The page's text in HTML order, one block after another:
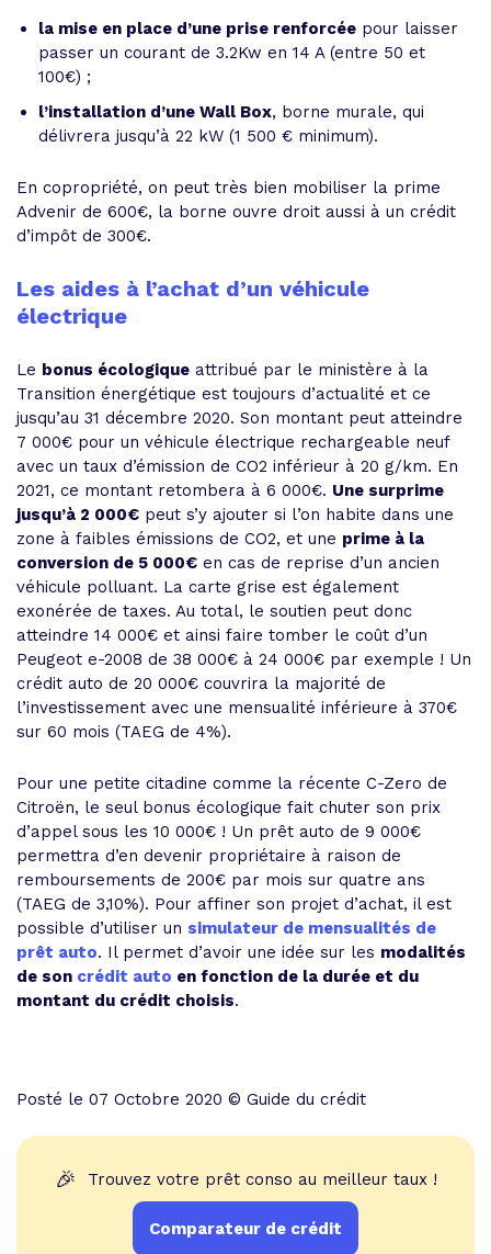
la mise en place d’une prise renforcée pour laisser
passer un courant de 3.2Kw en 14 A (entre 50 et
100€) ;
l’installation d’une Wall Box, borne murale, qui
délivrera jusqu’à 22 kW (1 500 € minimum).
En copropriété, on peut très bien mobiliser la prime
Advenir de 600€, la borne ouvre droit aussi à un crédit
d’impôt de 300€.
Les aides à l’achat d’un véhicule
électrique
Le bonus écologique attribué par le ministère à la
Transition énergétique est toujours d’actualité et ce
jusqu’au 31 décembre 2020. Son montant peut atteindre
7 000€ pour un véhicule électrique rechargeable neuf
avec un taux d’émission de CO2 inférieur à 20 g/km. En
2021, ce montant retombera à 6 000€. Une surprime
jusqu’à 2 000€ peut s’y ajouter si l’on habite dans une
zone à faibles émissions de CO2, et une prime à la
conversion de 5 000€ en cas de reprise d’un ancien
véhicule polluant. La carte grise est également
exonérée de taxes. Au total, le soutien peut donc
atteindre 14 000€ et ainsi faire tomber le coût d’un
Peugeot e-2008 de 38 000€ à 24 000€ par exemple ! Un
crédit auto de 20 000€ couvrira la majorité de
l’investissement avec une mensualité inférieure à 370€
sur 60 mois (TAEG de 4%).
Pour une petite citadine comme la récente C-Zero de
Citroën, le seul bonus écologique fait chuter son prix
d’appel sous les 10 000€ ! Un prêt auto de 9 000€
permettra d’en devenir propriétaire à raison de
remboursements de 200€ par mois sur quatre ans
(TAEG de 3,10%). Pour affiner son projet d’achat, il est
possible d’utiliser un simulateur de mensualités de
prêt auto. Il permet d’avoir une idée sur les modalités
de son crédit auto en fonction de la durée et du
montant du crédit choisis.
Posté le 07 Octobre 2020 © Guide du crédit
🎉 Trouvez votre prêt conso au meilleur taux !
Comparateur de crédit